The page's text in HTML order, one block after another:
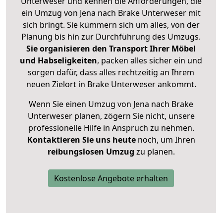
ein Umzug von Jena nach Brake Unterweser mit
sich bringt. Sie kümmern sich um alles, von der
Planung bis hin zur Durchführung des Umzugs.
Sie organisieren den Transport Ihrer Möbel
und Habseligkeiten, packen alles sicher ein und
sorgen dafür, dass alles rechtzeitig an Ihrem
neuen Zielort in Brake Unterweser ankommt.
Wenn Sie einen Umzug von Jena nach Brake
Unterweser planen, zögern Sie nicht, unsere
professionelle Hilfe in Anspruch zu nehmen.
Kontaktieren Sie uns heutenoch, um Ihren
reibungslosen Umzug zu planen.
Kostenlose Angebote erhalten